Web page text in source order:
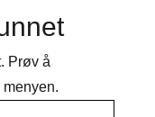
Prøv å